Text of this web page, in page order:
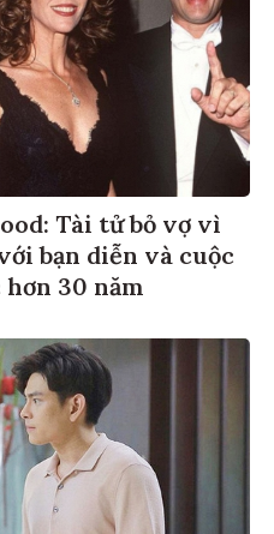
Tài tử bỏ vợ vì
bạn diễn và cuộc
30 năm